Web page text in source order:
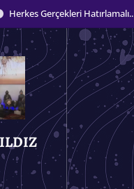
Herkes Gerçekleri Hatırlamalı..